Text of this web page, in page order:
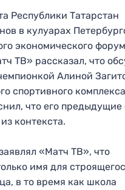
Республики Татарстан
в кулуарах
экономического
ТВ» рассказал, что
Алиной
спортивного
что его предыдущие
контекста.
«Матч ТВ», что
имя для
в то время как школа